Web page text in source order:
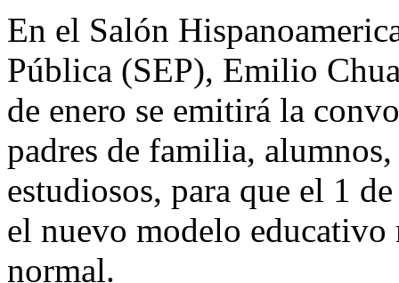
En el Salón
Pública (SEP), Emilio
de enero se emitirá la
padres de familia,
estudiosos, para que el 1
el nuevo modelo
normal.